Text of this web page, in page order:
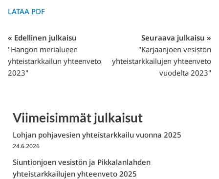
LATAA PDF
« Edellinen julkaisu
"Hangon merialueen
yhteistarkkailun yhteenveto
2023"
Seuraava julkaisu »
"Karjaanjoen vesistön
yhteistarkkailujen yhteenveto
vuodelta 2023"
Viimeisimmät julkaisut
Lohjan pohjavesien yhteistarkkailu vuonna 2025
24.6.2026
Siuntionjoen vesistön ja Pikkalanlahden
yhteistarkkailujen yhteenveto 2025